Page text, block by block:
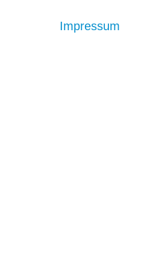
Impressum